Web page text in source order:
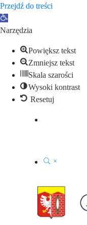
Przejdź do treści
Otwórz pasek narzędzi
Narzędzia
Powiększ tekst
Zmniejsz tekst
Skala szarości
Wysoki kontrast
Resetuj